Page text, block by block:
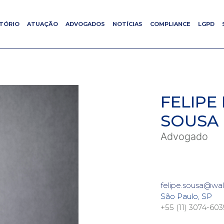
ATUAÇÃO ADVOGADOS NOTÍCIAS COMPLIANCE LGPD
ATUAÇÃO ADVOGADOS NOTÍCIAS COMPLIANCE LGPD
FELIPE
SOUSA
Advogado
São Paulo, SP
+55 (11) 3074-